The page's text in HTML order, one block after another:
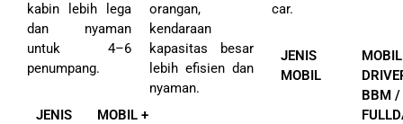
kabin lebih lega
dan nyaman
untuk 4–6
penumpang.
JENIS
MOBIL +
orangan,
kendaraan
kapasitas besar
lebih efisien dan
nyaman.
car.
JENIS
MOBIL
BBM /